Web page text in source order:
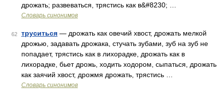
дрожать; развеваться, трястись как в&#8230; …
Словарь синонимов
62 труситься — дрожать как овечий хвост, дрожать мелкой
дрожью, задавать дрожака, стучать зубами, зуб на зуб не
попадает, трястись как в лихорадке, дрожать как в
лихорадке, бьет дрожь, ходить ходором, сыпаться, дрожать
как заячий хвост, дрожмя дрожать, трястись …
Словарь синонимов